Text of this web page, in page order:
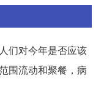
们对今年是否应该
围流动和聚餐，病